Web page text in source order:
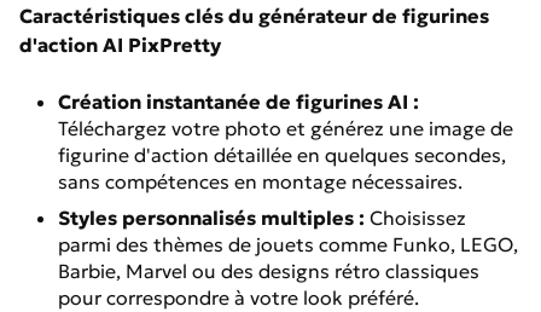
Caractéristiques clés du générateur de figurines
d'action AI PixPretty
Création instantanée de figurines AI :
Téléchargez votre photo et générez une image de
figurine d'action détaillée en quelques secondes,
sans compétences en montage nécessaires.
Styles personnalisés multiples : Choisissez
parmi des thèmes de jouets comme Funko, LEGO,
Barbie, Marvel ou des designs rétro classiques
pour correspondre à votre look préféré.